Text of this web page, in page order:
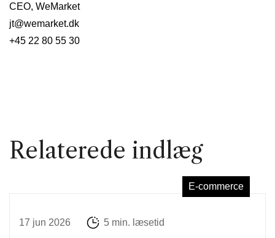
CEO, WeMarket
jt@wemarket.dk
+45 22 80 55 30
Relaterede indlæg
E-commerce
17 jun 2026 5 min. læsetid